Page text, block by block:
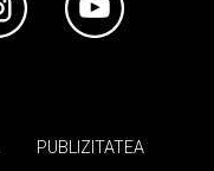
PUBLIZITATEA